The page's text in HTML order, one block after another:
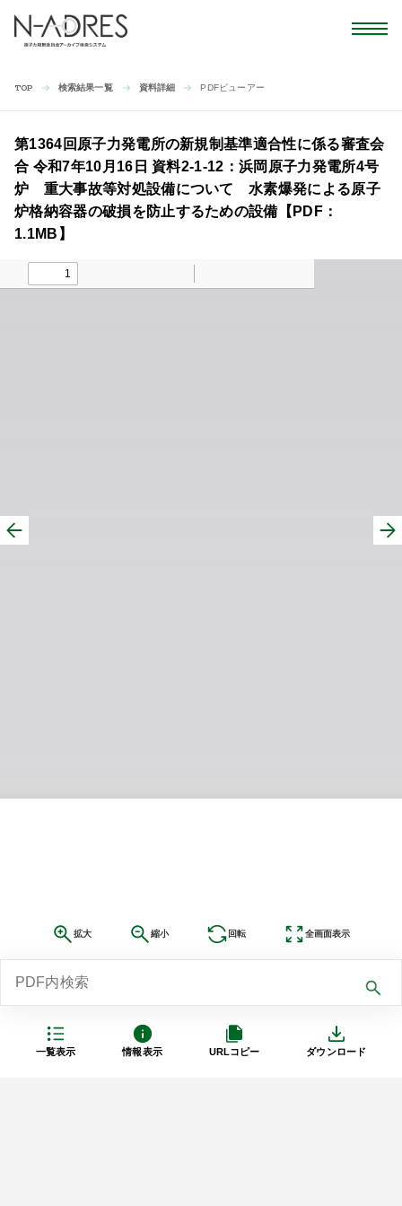
TOP 検索結果一覧 資料詳細 PDFビューアー
一覧表示 情報表示 URLコピー ダウンロード
第1364回原子力発電所の新規制基準適合性に係る審査会
合 令和7年10月16日 資料2-1-12：浜岡原子力発電所4号
炉 重大事故等対処設備について 水素爆発による原子
炉格納容器の破損を防止するための設備【PDF：
1.1MB】
拡大 縮小 回転 全画面表示